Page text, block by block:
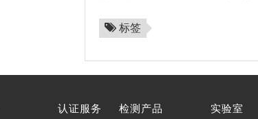
标签
认证服务 检测产品 实验室